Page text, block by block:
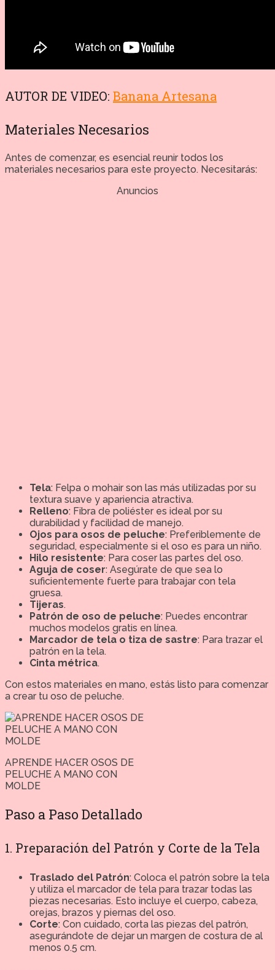
AUTOR DE VIDEO: Banana Artesana
Materiales Necesarios
Antes de comenzar, es esencial reunir todos los
materiales necesarios para este proyecto. Necesitarás:
Anuncios
Tela: Felpa o mohair son las más utilizadas por su
textura suave y apariencia atractiva.
Relleno: Fibra de poliéster es ideal por su
durabilidad y facilidad de manejo.
Ojos para osos de peluche: Preferiblemente de
seguridad, especialmente si el oso es para un niño.
Hilo resistente: Para coser las partes del oso.
Aguja de coser: Asegúrate de que sea lo
suficientemente fuerte para trabajar con tela
gruesa.
Tijeras.
Patrón de oso de peluche: Puedes encontrar
muchos modelos gratis en línea.
Marcador de tela o tiza de sastre: Para trazar el
patrón en la tela.
Cinta métrica.
Con estos materiales en mano, estás listo para comenzar
a crear tu oso de peluche.
APRENDE HACER OSOS DE
PELUCHE A MANO CON
MOLDE
Paso a Paso Detallado
1. Preparación del Patrón y Corte de la Tela
Traslado del Patrón: Coloca el patrón sobre la tela
y utiliza el marcador de tela para trazar todas las
piezas necesarias. Esto incluye el cuerpo, cabeza,
orejas, brazos y piernas del oso.
Corte: Con cuidado, corta las piezas del patrón,
asegurándote de dejar un margen de costura de al
menos 0.5 cm.